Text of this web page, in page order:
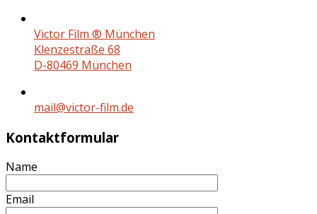
Victor Film ® München
Klenzestraße 68
D-80469 München
mail@victor-film.de
Kontaktformular
Name
Email